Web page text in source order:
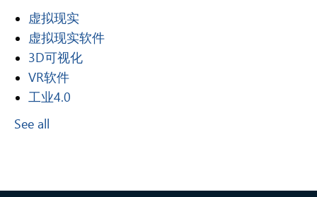
虚拟现实
虚拟现实软件
3D可视化
VR软件
工业4.0
See all